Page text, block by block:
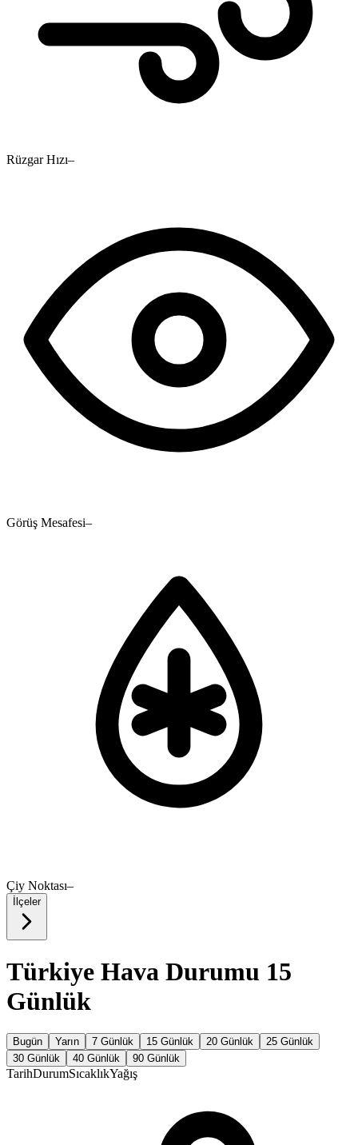
Rüzgar Hızı–
Görüş Mesafesi–
Çiy Noktası–
İlçeler
Türkiye Hava Durumu 15
Günlük
Bugün Yarın 7 Günlük 15 Günlük 20 Günlük
25 Günlük
30 Günlük
40 Günlük 90 Günlük
TarihDurumSıcaklıkYağış